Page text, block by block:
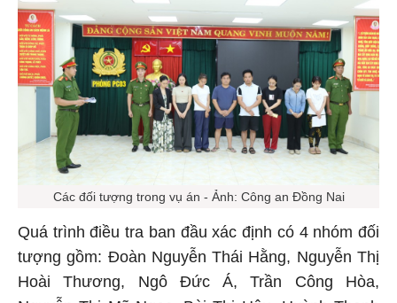
Các đối tượng trong vụ án - Ảnh: Công an Đồng Nai
Quá trình điều tra ban đầu xác định có 4 nhóm đối
tượng gồm: Đoàn Nguyễn Thái Hằng, Nguyễn Thị
Hoài Thương, Ngô Đức Á, Trần Công Hòa,